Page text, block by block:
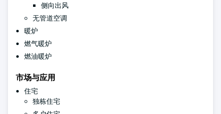
侧向出风
无管道空调
暖炉
燃气暖炉
燃油暖炉
市场与应用
住宅
独栋住宅